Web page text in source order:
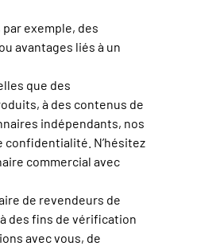
exemple, des
avantages liés à un
que des
à des contenus de
indépendants, nos
N’hésitez
commercial avec
de revendeurs de
des fins de vérification
avec vous, de